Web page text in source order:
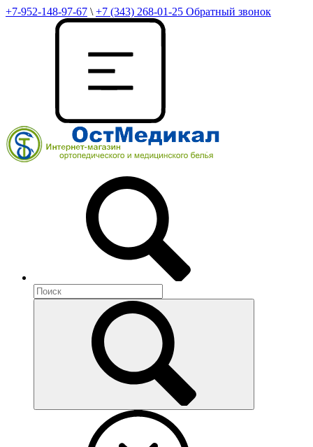
+7-952-148-97-67 \ +7 (343) 268-01-25 Обратный звонок